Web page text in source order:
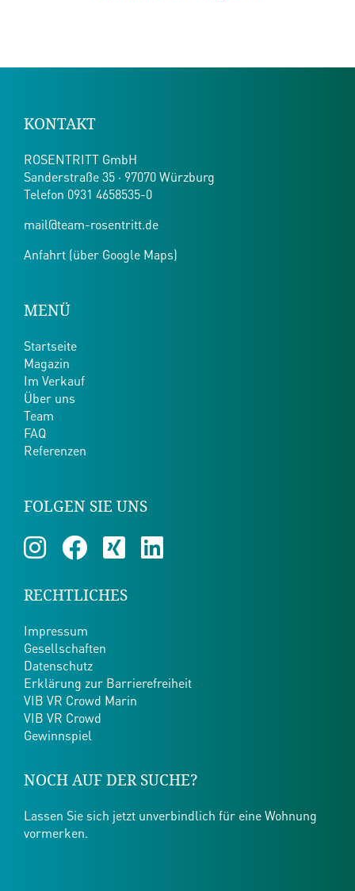
KONTAKT
ROSENTRITT GmbH
Sanderstraße 35 · 97070 Würzburg
Telefon 0931 4658535-0
mail@team-rosentritt.de
Anfahrt (über Google Maps)
MENÜ
Startseite
Magazin
Im Verkauf
Über uns
Team
FAQ
Referenzen
FOLGEN SIE UNS
RECHTLICHES
Impressum
Gesellschaften
Datenschutz
Erklärung zur Barrierefreiheit
VIB VR Crowd Marin
VIB VR Crowd
Gewinnspiel
NOCH AUF DER SUCHE?
Lassen Sie sich jetzt unverbindlich für eine Wohnung
vormerken.